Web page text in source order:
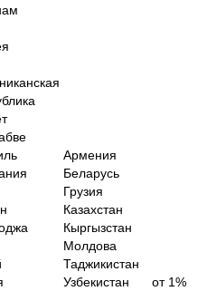
Армения
Беларусь
Грузия
Казахстан
Кыргызстан
Молдова
Таджикистан
Узбекистан
от 1%